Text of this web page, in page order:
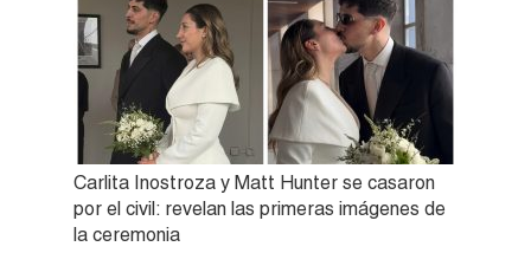
Carlita Inostroza y Matt Hunter se casaron
por el civil: revelan las primeras imágenes de
la ceremonia